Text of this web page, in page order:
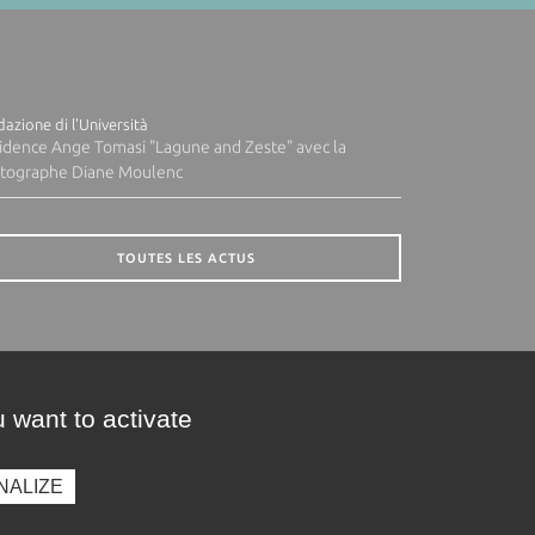
di l'Università
Ange Tomasi "Lagune and Zeste" avec la
Diane Moulenc
TOUTES LES ACTUS
want to activate